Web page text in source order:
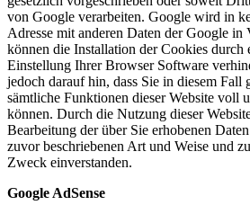
von Google verarbeiten. Google wird in
Adresse mit anderen Daten der Google in
können die Installation der Cookies durch
Einstellung Ihrer Browser Software
jedoch darauf hin, dass Sie in diesem Fall
sämtliche Funktionen dieser Website voll
können. Durch die Nutzung dieser
Bearbeitung der über Sie erhobenen
zuvor beschriebenen Art und Weise und
Zweck einverstanden.
Google AdSense